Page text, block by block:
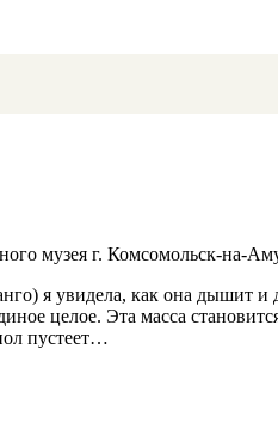
музея г. Комсомольск-на-
я увидела, как она дышит и
целое. Эта масса
пустеет…